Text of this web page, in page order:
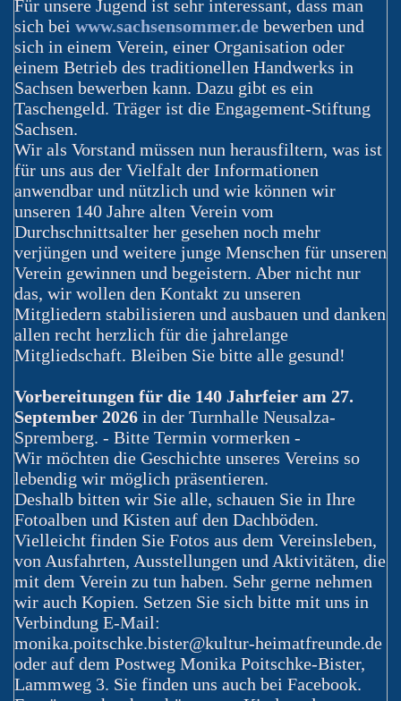
Für unsere Jugend ist sehr interessant, dass man
sich bei www.sachsensommer.de bewerben und
sich in einem Verein, einer Organisation oder
einem Betrieb des traditionellen Handwerks in
Sachsen bewerben kann. Dazu gibt es ein
Taschengeld. Träger ist die Engagement-Stiftung
Sachsen.
Wir als Vorstand müssen nun herausfiltern, was ist
für uns aus der Vielfalt der Informationen
anwendbar und nützlich und wie können wir
unseren 140 Jahre alten Verein vom
Durchschnittsalter her gesehen noch mehr
verjüngen und weitere junge Menschen für unseren
Verein gewinnen und begeistern. Aber nicht nur
das, wir wollen den Kontakt zu unseren
Mitgliedern stabilisieren und ausbauen und danken
allen recht herzlich für die jahrelange
Mitgliedschaft. Bleiben Sie bitte alle gesund!
Vorbereitungen für die 140 Jahrfeier am 27.
September 2026 in der Turnhalle Neusalza-
Spremberg. - Bitte Termin vormerken -
Wir möchten die Geschichte unseres Vereins so
lebendig wir möglich präsentieren.
Deshalb bitten wir Sie alle, schauen Sie in Ihre
Fotoalben und Kisten auf den Dachböden.
Vielleicht finden Sie Fotos aus dem Vereinsleben,
von Ausfahrten, Ausstellungen und Aktivitäten, die
mit dem Verein zu tun haben. Sehr gerne nehmen
wir auch Kopien. Setzen Sie sich bitte mit uns in
Verbindung E-Mail:
monika.poitschke.bister@kultur-heimatfreunde.de
oder auf dem Postweg Monika Poitschke-Bister,
Lammweg 3. Sie finden uns auch bei Facebook.